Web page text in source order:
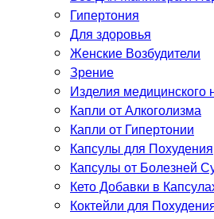
Гипертония
Для здоровья
Женские Возбудители
Зрение
Изделия медицинского
Капли от Алкоголизма
Капли от Гипертонии
Капсулы для Похудения
Капсулы от Болезней
Кето Добавки в
Коктейли для